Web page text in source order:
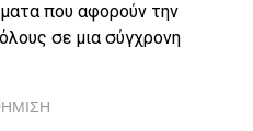
που αφορούν την
σε μια σύγχρονη